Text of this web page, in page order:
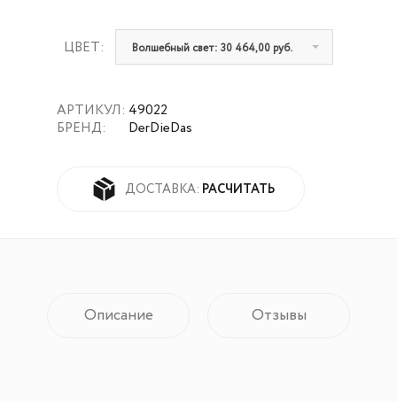
АРТИКУЛ:
БРЕНД:
49022
DerDieDas
ДОСТАВКА: РАСЧИТАТЬ
ЦВЕТ: Волшебный свет: 30 464,00 руб.
Описание Отзывы